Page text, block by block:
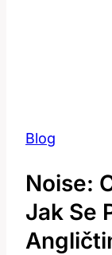
Blog
Noise:
Jak Se